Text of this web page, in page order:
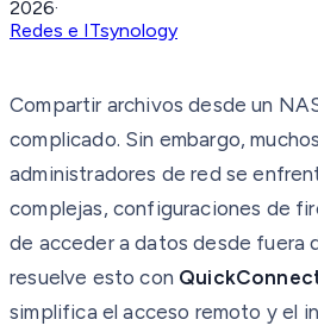
2026·
Redes e ITsynology
Compartir archivos desde un
complicado. Sin embargo,
administradores de red se
complejas, configuraciones de
de acceder a datos desde fuera
resuelve esto con
simplifica el acceso remoto y el